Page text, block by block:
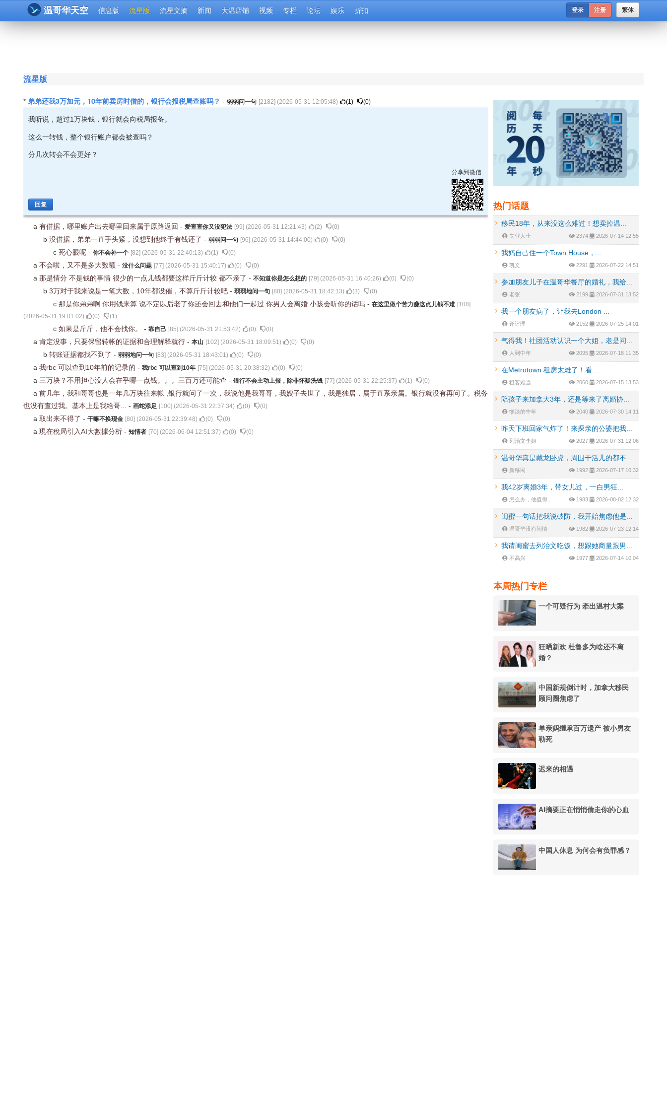
温哥华天空 信息版 流星版 流星文摘 新闻 大温店铺 视频 专栏 论坛 娱乐 折扣 繁体
登录 注册
流星版
* 弟弟还我3万加元，10年前卖房时借的，银行会报税局查账吗？ - 弱弱问一句 [2182] (2026-05-31 12:05:48) (1) (0)
我听说，超过1万块钱，银行就会向税局报备。
这么一转钱，整个银行账户都会被查吗？
分几次转会不会更好？
回复
分享到微信
a 有借据，哪里账户出去哪里回来属于原路返回 - 爱查查你又没犯法 [99] (2026-05-31 12:21:43) (2) (0)
b 没借据，弟弟一直手头紧，没想到他终于有钱还了 - 弱弱问一句 [96] (2026-05-31 14:44:00) (0) (0)
c 死心眼呢 - 你不会补一个 [82] (2026-05-31 22:40:13) (1) (0)
a 不会啦，又不是多大数额 - 没什么问题 [77] (2026-05-31 15:40:17) (0) (0)
a 那是情分 不是钱的事情 很少的一点儿钱都要这样斤斤计较 都不亲了 - 不知道你是怎么想的 [79] (2026-05-31 16:40:26) (0) (0)
b 3万对于我来说是一笔大数，10年都没催，不算斤斤计较吧 - 弱弱地问一句 [80] (2026-05-31 18:42:13) (3) (0)
c 那是你弟弟啊 你用钱来算 说不定以后老了你还会回去和他们一起过 你男人会离婚 小孩会听你的话吗 - 在这里做个苦力赚这点儿钱不难 [108]
(2026-05-31 19:01:02) (0) (1)
c 如果是斤斤，他不会找你。 - 靠自己 [85] (2026-05-31 21:53:42) (0) (0)
a 肯定没事，只要保留转帐的证据和合理解释就行 - 本山 [102] (2026-05-31 18:09:51) (0) (0)
b 转账证据都找不到了 - 弱弱地问一句 [83] (2026-05-31 18:43:01) (0) (0)
a 我rbc 可以查到10年前的记录的 - 我rbc 可以查到10年 [75] (2026-05-31 20:38:32) (0) (0)
a 三万块？不用担心没人会在乎哪一点钱。。。三百万还可能查 - 银行不会主动上报，除非怀疑洗钱 [77] (2026-05-31 22:25:37) (1) (0)
a 前几年，我和哥哥也是一年几万块往来帐 ,银行就问了一次，我说他是我哥哥，我嫂子去世了，我是独居，属于直系亲属。银行就没有再问了。税务
也没有查过我。基本上是我给哥... - 画蛇添足 [100] (2026-05-31 22:37:34) (0) (0)
a 取出来不得了 - 干嘛不换现金 [80] (2026-05-31 22:39:48) (0) (0)
a 現在稅局引入AI大數據分析 - 知情者 [70] (2026-06-04 12:51:37) (0) (0)
热门话题
移民18年，从来没这么难过！想卖掉温...
失业人士 2374 2026-07-14 12:55
我妈自己住一个Town House，...
凯文 2291 2026-07-22 14:51
参加朋友儿子在温哥华餐厅的婚礼，我给...
老张 2199 2026-07-31 13:52
我一个朋友病了，让我去London ...
评评理 2152 2026-07-25 14:01
气得我！社团活动认识一个大姐，老是问...
人到中年 2095 2026-07-18 11:35
在Metrotown 租房太难了！看...
租客难当 2060 2026-07-15 13:53
陪孩子来加拿大3年，还是等来了离婚协...
惨淡的中年 2040 2026-07-30 14:11
昨天下班回家气炸了！来探亲的公婆把我...
列治文李姐 2027 2026-07-31 12:06
温哥华真是藏龙卧虎，周围干活儿的都不...
新移民 1992 2026-07-17 10:32
我42岁离婚3年，带女儿过，一白男狂...
怎么办，他值得... 1983 2026-08-02 12:32
闺蜜一句话把我说破防，我开始焦虑他是...
温哥华没有闲情 1982 2026-07-23 12:14
我请闺蜜去列治文吃饭，想跟她商量跟男...
不高兴 1977 2026-07-14 10:04
本周热门专栏
一个可疑行为 牵出温村大案
狂晒新欢 杜鲁多为啥还不离
婚？
中国新规倒计时，加拿大移民
顾问圈焦虑了
单亲妈继承百万遗产 被小男友
勒死
迟来的相遇
AI摘要正在悄悄偷走你的心血
中国人休息 为何会有负罪感？